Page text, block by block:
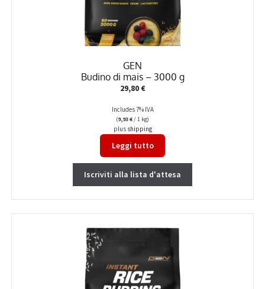
GEN
Budino di mais – 3000 g
29,80€
Includes 7% IVA
(9,93€/ 1 kg)
plus shipping
Leggi tutto
Iscriviti alla lista d'attesa